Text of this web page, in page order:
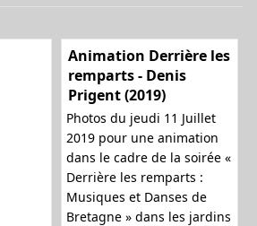
Animation Derrière les
remparts - Denis
Prigent (2019)
Photos du jeudi 11 Juillet
2019 pour une animation
dans le cadre de la soirée «
Derrière les remparts :
Musiques et Danses de
Bretagne » dans les jardins